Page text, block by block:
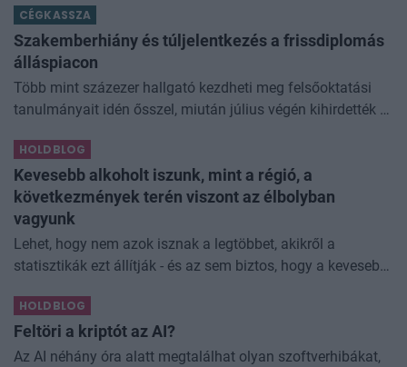
dividend king-et. Azt
CÉGKASSZA
Szakemberhiány és túljelentkezés a frissdiplomás
álláspiacon
Több mint százezer hallgató kezdheti meg felsőoktatási
tanulmányait idén ősszel, miután július végén kihirdették a
a következő é
HOLDBLOG
Kevesebb alkoholt iszunk, mint a régió, a
következmények terén viszont az élbolyban
vagyunk
Lehet, hogy nem azok isznak a legtöbbet, akikről a
statisztikák ezt állítják - és az sem biztos, hogy a kevesebb
Kevesebb alkoholt iszunk
HOLDBLOG
Feltöri a kriptót az AI?
Az AI néhány óra alatt megtalálhat olyan szoftverhibákat,